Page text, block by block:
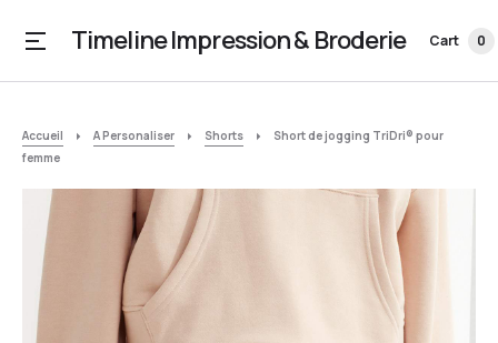
Timeline Impression & Broderie Cart 0
Accueil A Personaliser Shorts
Short de jogging TriDri® pour
femme